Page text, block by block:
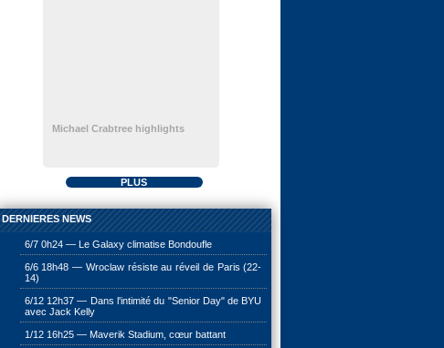
Michael Crabtree highlights
PLUS
DERNIERES NEWS
6/7 0h24 — Le Galaxy climatise Bondoufle
6/6 18h48 — Wroclaw résiste au réveil de Paris (22-
14)
6/12 12h37 — Dans l'intimité du "Senior Day" de BYU
avec Jack Kelly
1/12 16h25 — Maverik Stadium, cœur battant